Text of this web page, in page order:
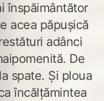
înspăimântător
acea păpuşică
adânci
De
spate. Şi ploua
încălţămintea